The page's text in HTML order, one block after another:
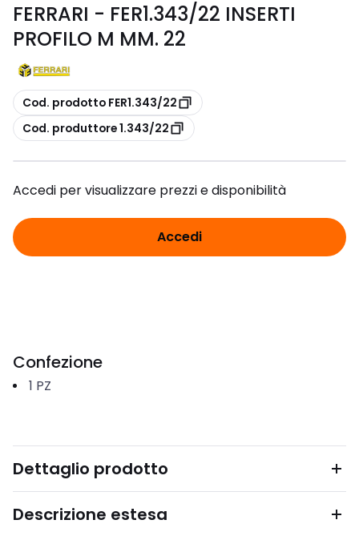
FERRARI - FER1.343/22 INSERTI
PROFILO M MM. 22
copia
Cod. prodotto FER1.343/22
copia
Cod. produttore 1.343/22
Accedi per visualizzare prezzi e disponibilità
Accedi
Confezione
1 PZ
Dettaglio prodotto
Descrizione estesa